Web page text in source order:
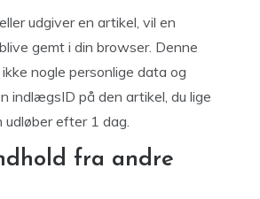
udgiver en artikel, vil en
gemt i din browser. Denne
nogle personlige data og
indlægsID på den artikel, du lige
udløber efter 1 dag.
fra andre